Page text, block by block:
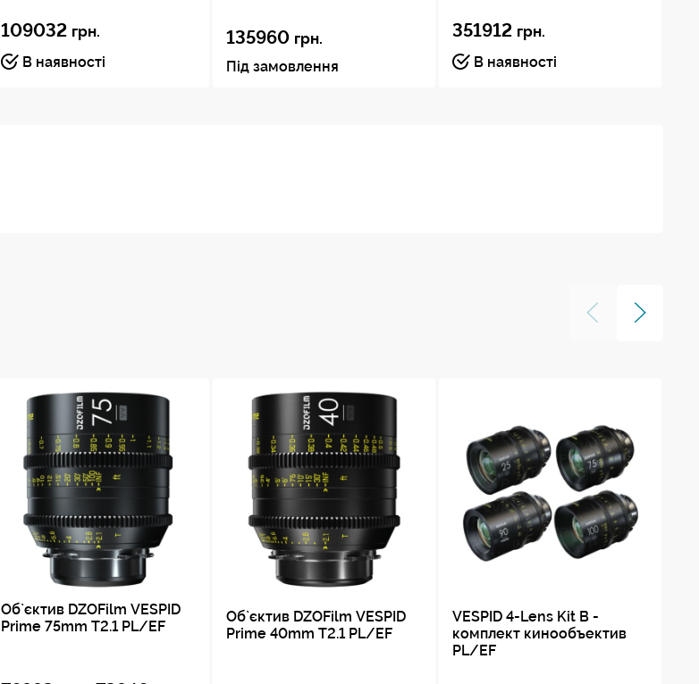
109032 грн.
В наявності
135960 грн.
Під замовлення
351912 грн.
В наявності
Об`єктив DZOFilm VESPID
Prime 75mm T2.1 PL/EF
Об`єктив DZOFilm VESPID
Prime 40mm T2.1 PL/EF
VESPID 4-Lens Kit B -
комплект кинообъектив
PL/EF